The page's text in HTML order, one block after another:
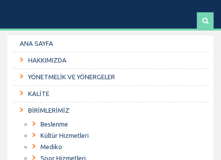
A
r
ANA SAYFA
HAKKIMIZDA
YÖNETMELİK VE YÖNERGELER
KALİTE
BİRİMLERİMİZ
Beslenme
Kültür Hizmetleri
Mediko
Spor Hizmetleri